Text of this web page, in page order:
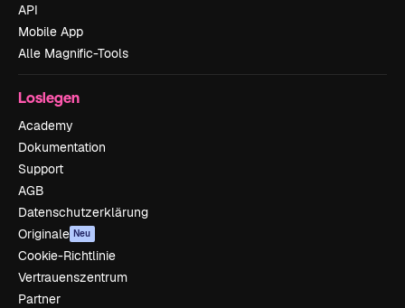
API
Mobile App
Alle Magnific-Tools
Loslegen
Academy
Dokumentation
Support
AGB
Datenschutzerklärung
Originale Neu
Cookie-Richtlinie
Vertrauenszentrum
Partner